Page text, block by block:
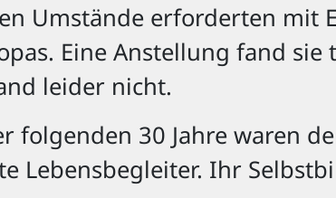
Umstände erforderten mit
Eine Anstellung fand
leider nicht.
folgenden 30 Jahre waren
Lebensbegleiter. Ihr